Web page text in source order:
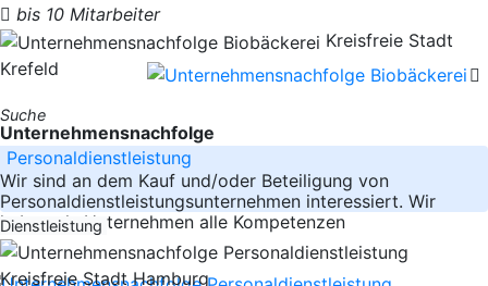
bis 10 Mitarbeiter
Kreisfreie Stadt
Krefeld
Suche
Unternehmensnachfolge
Personaldienstleistung
Wir sind an dem Kauf und/oder Beteiligung von
Personaldienstleistungsunternehmen interessiert. Wir
haben als Unternehmen alle Kompetenzen
Dienstleistung
Kreisfreie Stadt Hamburg